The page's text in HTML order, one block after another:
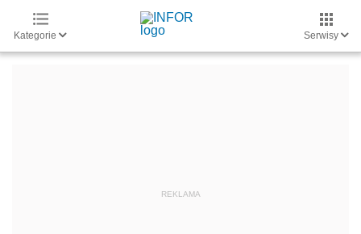
Kategorie Serwisy